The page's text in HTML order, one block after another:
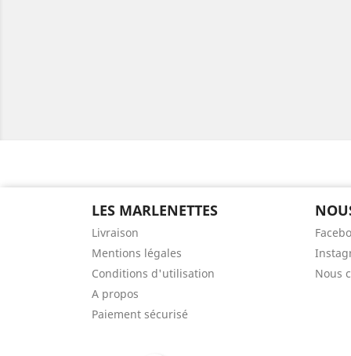
LES MARLENETTES
Livraison
Mentions légales
Conditions d'utilisation
A propos
Paiement sécurisé
Nous